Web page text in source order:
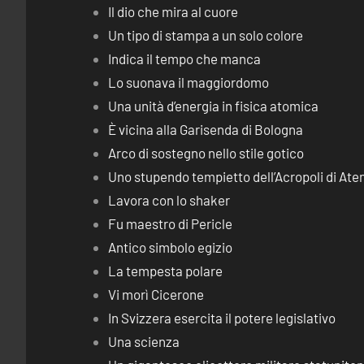
Il dio che mira al cuore
Un tipo di stampa a un solo colore
Indica il tempo che manca
Lo suonava il maggiordomo
Una unità d’energia in fisica atomica
È vicina alla Garisenda di Bologna
Arco di sostegno nello stile gotico
Uno stupendo tempietto dell’Acropoli di
Lavora con lo shaker
Fu maestro di Pericle
Antico simbolo egizio
La tempesta polare
Vi morì Cicerone
In Svizzera esercita il potere legislativo
Una scienza